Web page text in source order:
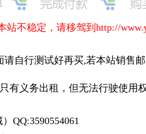
不稳定，请移驾到http://
自行测试好再买,若本站销售
有义务出租，但无法行驶使用
）QQ:3590554061